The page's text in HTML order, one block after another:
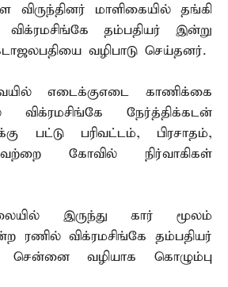
விருந்தினர் மாளிகையில் தங்கி
தம்பதியர் இன்று
வழிபாடு செய்தனர்.
எடைக்குஎடை காணிக்கை
விக்ரமசிங்கே நேர்த்திக்கடன்
பட்டு பரிவட்டம், பிரசாதம்,
கோவில் நிர்வாகிகள்
இருந்து கார் மூலம்
ரணில் விக்ரமசிங்கே தம்பதியர்
சென்னை வழியாக கொழும்பு